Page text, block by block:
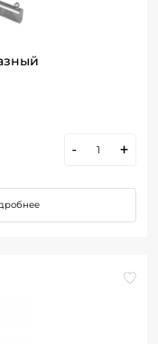
- +